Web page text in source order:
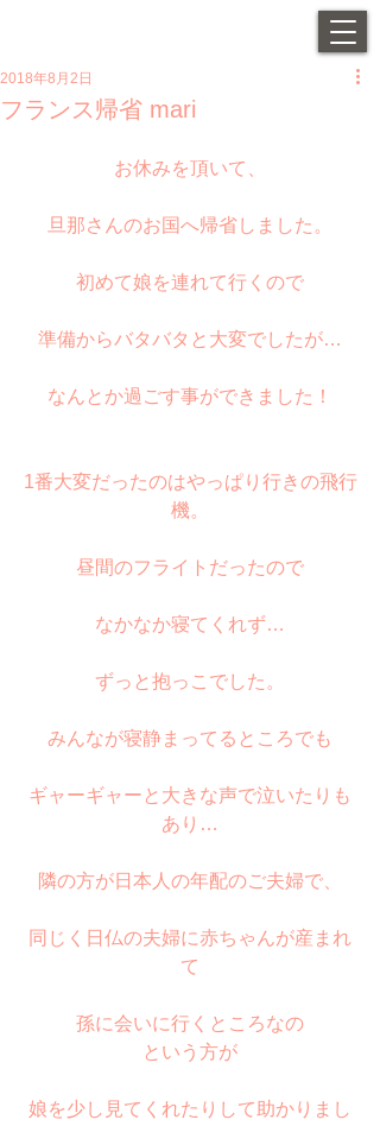
フランス帰省 mari
2018年8月2日
お休みを頂いて、
旦那さんのお国へ帰省しました。
初めて娘を連れて行くので
準備からバタバタと大変でしたが…
なんとか過ごす事ができました！
1番大変だったのはやっぱり行きの飛行
機。
昼間のフライトだったので
なかなか寝てくれず…
ずっと抱っこでした。
みんなが寝静まってるところでも
ギャーギャーと大きな声で泣いたりも
あり…
隣の方が日本人の年配のご夫婦で、
同じく日仏の夫婦に赤ちゃんが産まれ
て
孫に会いに行くところなの
という方が
娘を少し見てくれたりして助かりまし